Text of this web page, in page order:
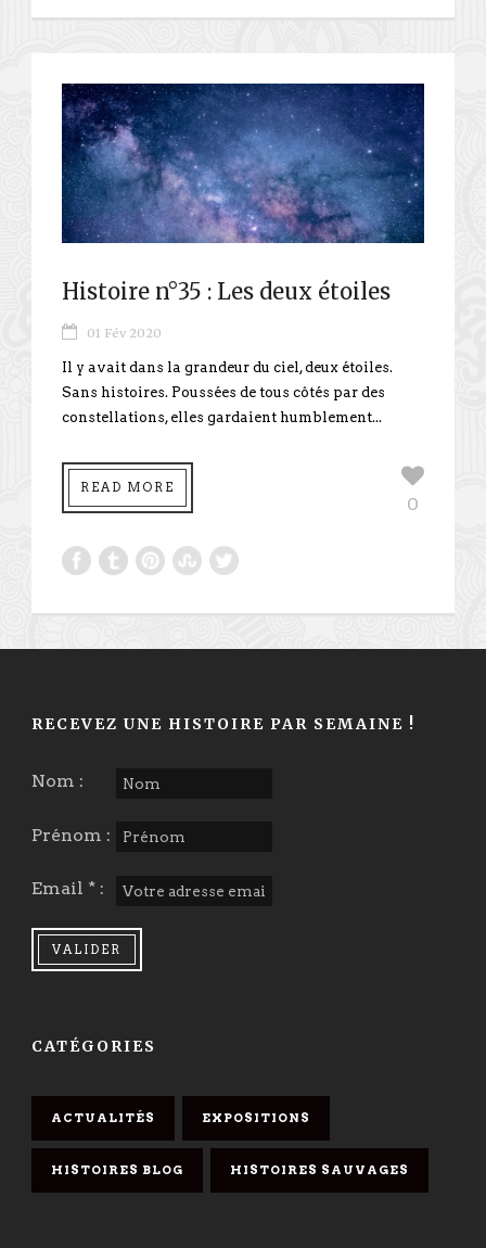
Histoire n°35 : Les deux étoiles
01 Fév 2020
Il y avait dans la grandeur du ciel, deux étoiles.
Sans histoires. Poussées de tous côtés par des
constellations, elles gardaient humblement...
READ MORE
0
RECEVEZ UNE HISTOIRE PAR SEMAINE !
Nom :
Prénom :
Email * :
CATÉGORIES
ACTUALITÉS EXPOSITIONS
HISTOIRES BLOG HISTOIRES SAUVAGES